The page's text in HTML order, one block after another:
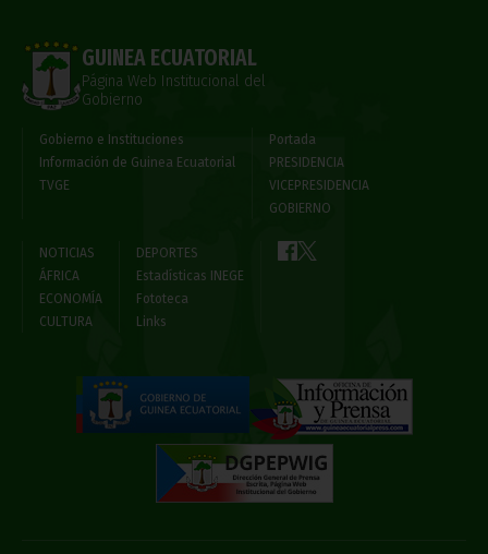
GUINEA ECUATORIAL
Página Web Institucional del
Gobierno
Gobierno e Instituciones
Información de Guinea Ecuatorial
TVGE
Portada
PRESIDENCIA
VICEPRESIDENCIA
GOBIERNO
NOTICIAS
ÁFRICA
ECONOMÍA
CULTURA
DEPORTES
Estadísticas INEGE
Fototeca
Links